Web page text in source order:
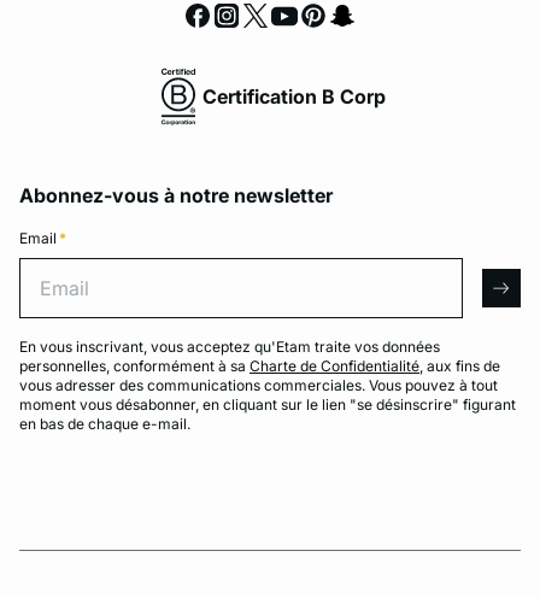
Certification B Corp
Abonnez-vous à notre newsletter
Email *
En vous inscrivant, vous acceptez qu'Etam traite vos données
personnelles, conformément à sa Charte de Confidentialité, aux fins de
vous adresser des communications commerciales. Vous pouvez à tout
moment vous désabonner, en cliquant sur le lien "se désinscrire" figurant
en bas de chaque e-mail.